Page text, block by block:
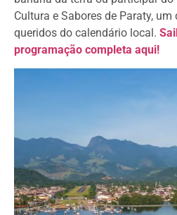
Cultura e Sabores de Paraty,
queridos do calendário local.
programação completa aqui!